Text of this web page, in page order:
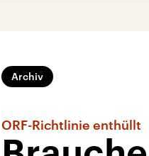
Archiv
ORF-Richtlinie enthüllt